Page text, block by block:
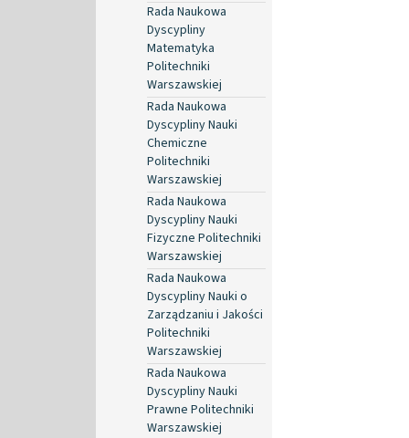
Rada Naukowa
Dyscypliny
Matematyka
Politechniki
Warszawskiej
Rada Naukowa
Dyscypliny Nauki
Chemiczne
Politechniki
Warszawskiej
Rada Naukowa
Dyscypliny Nauki
Fizyczne Politechniki
Warszawskiej
Rada Naukowa
Dyscypliny Nauki o
Zarządzaniu i Jakości
Politechniki
Warszawskiej
Rada Naukowa
Dyscypliny Nauki
Prawne Politechniki
Warszawskiej